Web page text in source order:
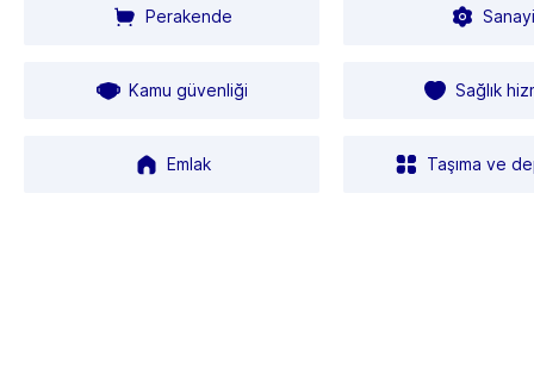
Perakende Sanayi
Kamu güvenliği Sağlık
Emlak Taşıma ve